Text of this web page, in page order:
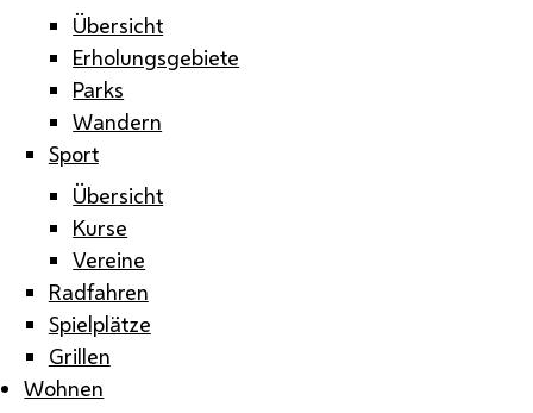
Übersicht
Erholungsgebiete
Parks
Wandern
Sport
Übersicht
Kurse
Vereine
Radfahren
Spielplätze
Grillen
Wohnen